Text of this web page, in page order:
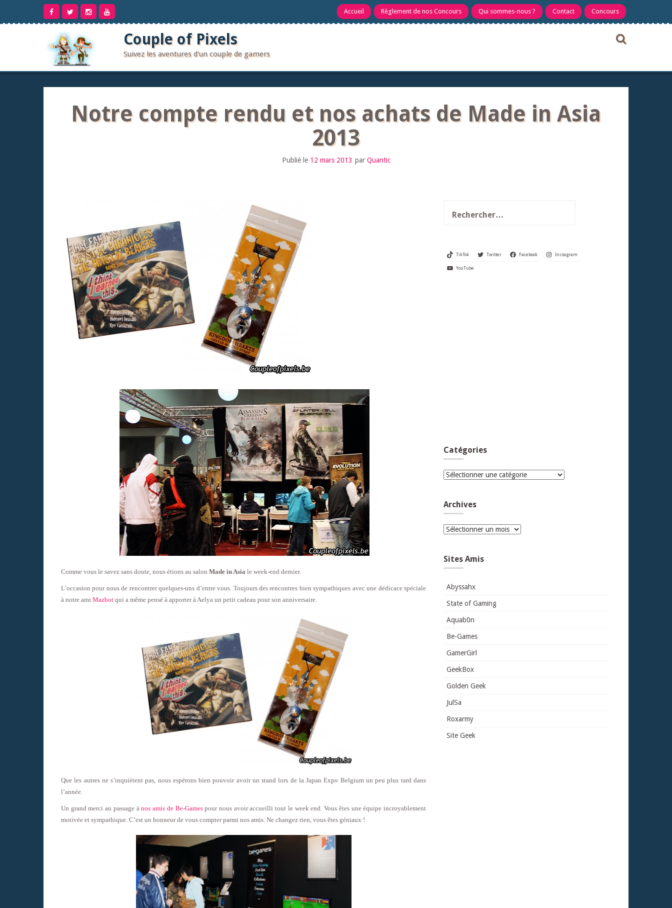
contenu
Accueil Règlement de nos Concours Qui sommes-nous ? Contact Concours
Couple of Pixels
Suivez les aventures d'un couple de gamers
Notre compte rendu et nos achats de Made in Asia
2013
Publié le 12 mars 2013 par Quantic
Comme vous le savez sans doute, nous étions au salon Made in Asia le week-end dernier.
L’occasion pour nous de rencontrer quelques-uns d’entre vous. Toujours des rencontres bien sympathiques avec une dédicace spéciale
à notre ami Mazbot qui a même pensé à apporter à Aelya un petit cadeau pour son anniversaire.
Que les autres ne s’inquiètent pas, nous espérons bien pouvoir avoir un stand lors de la Japan Expo Belgium un peu plus tard dans
l’année.
Un grand merci au passage ànos amis de Be-Gamespour nous avoir accueilli tout le week end. Vous êtes une équipe incroyablement
motivée et sympathique. C’est un honneur de vous compter parmi nos amis. Ne changez rien, vous êtes géniaux !
TikTok Twitter Facebook Instagram
YouTube
Catégories
Catégories
Archives
Archives
Sites Amis
Abyssahx
State of Gaming
Aquab0n
Be-Games
GamerGirl
GeekBox
Golden Geek
JulSa
Roxarmy
Site Geek